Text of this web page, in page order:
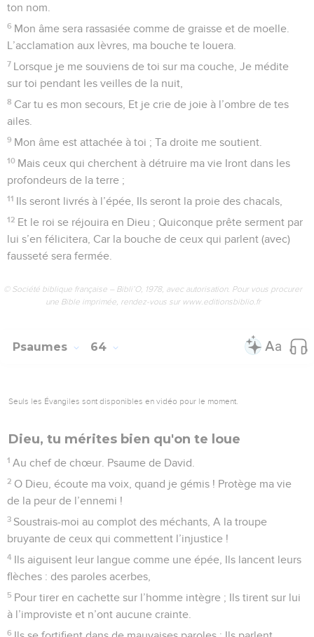
ton nom.
6 Mon âme sera rassasiée comme de graisse et de moelle.
L’acclamation aux lèvres, ma bouche te louera.
7 Lorsque je me souviens de toi sur ma couche, Je médite
sur toi pendant les veilles de la nuit,
8 Car tu es mon secours, Et je crie de joie à l’ombre de tes
ailes.
9 Mon âme est attachée à toi ; Ta droite me soutient.
10 Mais ceux qui cherchent à détruire ma vie Iront dans les
profondeurs de la terre ;
11 Ils seront livrés à l’épée, Ils seront la proie des chacals,
12 Et le roi se réjouira en Dieu ; Quiconque prête serment par
lui s’en félicitera, Car la bouche de ceux qui parlent (avec)
fausseté sera fermée.
© Société biblique française – Bibli’O, 1978, avec autorisation. Pour vous procurer
une Bible imprimée, rendez-vous sur www.editionsbiblio.fr
Psaumes 64
Seuls les Évangiles sont disponibles en vidéo pour le moment.
Dieu, tu mérites bien qu'on te loue
1 Au chef de chœur. Psaume de David.
2 O Dieu, écoute ma voix, quand je gémis ! Protège ma vie
de la peur de l’ennemi !
3 Soustrais-moi au complot des méchants, A la troupe
bruyante de ceux qui commettent l’injustice !
4 Ils aiguisent leur langue comme une épée, Ils lancent leurs
flèches : des paroles acerbes,
5 Pour tirer en cachette sur l’homme intègre ; Ils tirent sur lui
à l’improviste et n’ont aucune crainte.
6